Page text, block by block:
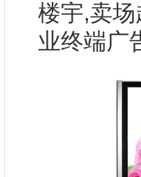
楼宇,卖
业终端广